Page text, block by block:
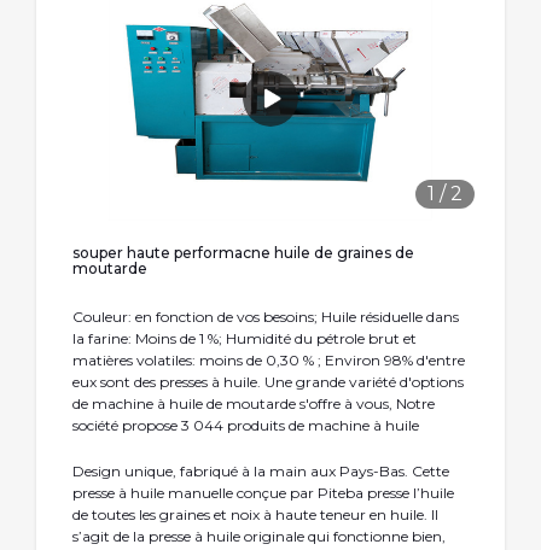
1 / 2
souper haute performacne huile de graines de
moutarde
Couleur: en fonction de vos besoins; Huile résiduelle dans
la farine: Moins de 1 %; Humidité du pétrole brut et
matières volatiles: moins de 0,30 % ; Environ 98% d'entre
eux sont des presses à huile. Une grande variété d'options
de machine à huile de moutarde s'offre à vous, Notre
société propose 3 044 produits de machine à huile
Design unique, fabriqué à la main aux Pays-Bas. Cette
presse à huile manuelle conçue par Piteba presse l’huile
de toutes les graines et noix à haute teneur en huile. Il
s’agit de la presse à huile originale qui fonctionne bien,